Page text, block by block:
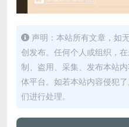
声明：本站所有文章，如
创发布。任何个人或组织，
制、盗用、采集、发布本站
体平台。如若本站内容侵犯
们进行处理。